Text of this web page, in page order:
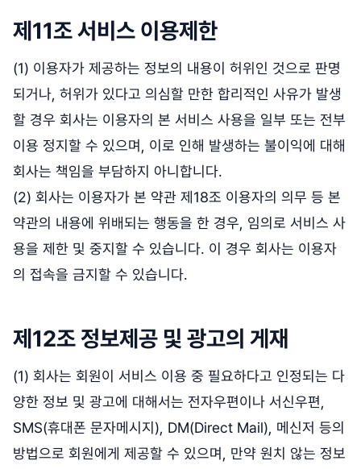
제11조 서비스 이용제한
(1) 이용자가 제공하는 정보의 내용이 허위인 것으로 판명
되거나, 허위가 있다고 의심할 만한 합리적인 사유가 발생
할 경우 회사는 이용자의 본 서비스 사용을 일부 또는 전부
이용 정지할 수 있으며, 이로 인해 발생하는 불이익에 대해
회사는 책임을 부담하지 아니합니다.
(2) 회사는 이용자가 본 약관 제18조 이용자의 의무 등 본
약관의 내용에 위배되는 행동을 한 경우, 임의로 서비스 사
용을 제한 및 중지할 수 있습니다. 이 경우 회사는 이용자
의 접속을 금지할 수 있습니다.
제12조 정보제공 및 광고의 게재
(1) 회사는 회원이 서비스 이용 중 필요하다고 인정되는 다
양한 정보 및 광고에 대해서는 전자우편이나 서신우편,
SMS(휴대폰 문자메시지), DM(Direct Mail), 메신저 등의
방법으로 회원에게 제공할 수 있으며, 만약 원치 않는 정보